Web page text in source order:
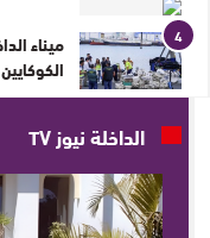
4
الكوكايين
الداخلة نيوز TV